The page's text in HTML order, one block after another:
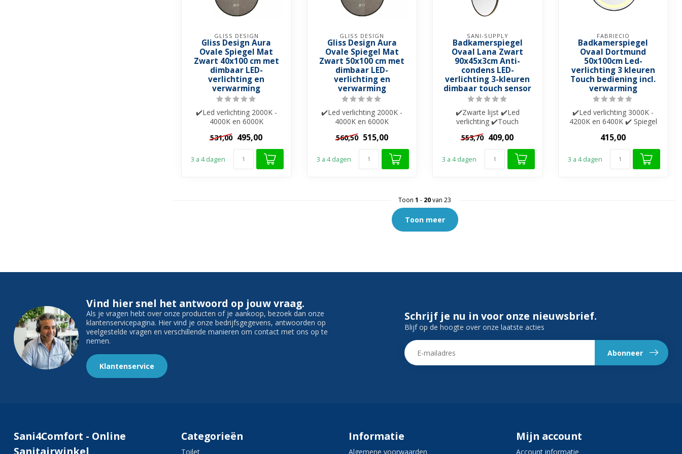
GLISS DESIGN
Gliss Design Aura
Ovale Spiegel Mat
Zwart 40x100 cm met
dimbaar LED-
verlichting en
verwarming
✔️Led verlichting 2000K -
4000K en 6000K
✔️Touch bediening ✔...
531,00 495,00
3 a 4 dagen
GLISS DESIGN
Gliss Design Aura
Ovale Spiegel Mat
Zwart 50x100 cm met
dimbaar LED-
verlichting en
verwarming
✔️Led verlichting 2000K -
4000K en 6000K
✔️Touch bediening ✔...
560,50 515,00
3 a 4 dagen
SANI-SUPPLY
Badkamerspiegel
Ovaal Lana Zwart
90x45x3cm Anti-
condens LED-
verlichting 3-kleuren
dimbaar touch sensor
✔️Zwarte lijst ✔️Led
verlichting ✔️Touch
✔️Dimbaar ✔️Spie...
553,70 409,00
3 a 4 dagen
FABRIECIO
Badkamerspiegel
Ovaal Dortmund
50x100cm Led-
verlichting 3 kleuren
Touch bediening incl.
verwarming
✔️Led verlichting 3000K -
4200K en 6400K ✔️ Spiegel
bedienin...
415,00
3 a 4 dagen
Toon 1 - 20van 23
Toon meer
Vind hier snel het antwoord op jouw vraag.
Als je vragen hebt over onze producten of je aankoop, bezoek dan onze
klantenservicepagina. Hier vind je onze bedrijfsgegevens, antwoorden op
veelgestelde vragen en verschillende manieren om contact met ons op te
nemen.
Klantenservice
Schrijf je nu in voor onze nieuwsbrief.
Blijf op de hoogte over onze laatste acties
Abonneer
Sani4Comfort - Online
Sanitairwinkel
Categorieën
Toilet
Informatie
Algemene voorwaarden
Mijn account
Account informatie